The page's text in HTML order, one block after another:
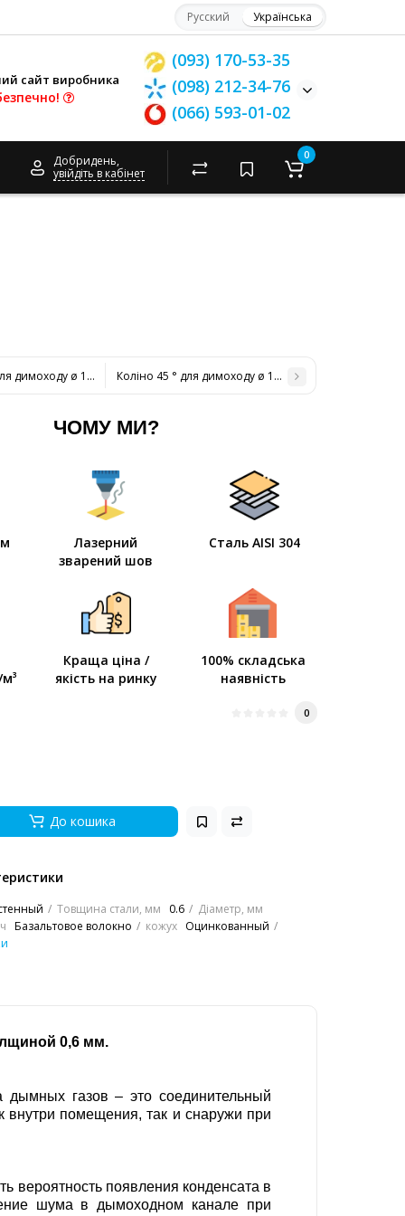
Русский Українська
сайт виробника
(093) 170-53-35
(098) 212-34-76
(066) 593-01-02
Добридень,
увійдіть в кабінет
0
димоходу ø 140/200 н / оц 0,6 ммКоліно 45 ° для димоходу ø 160/220 н / оц 0,6 мм
ЧОМУ МИ?
Лазерний
зварений шов
Сталь AISI 304
Краща ціна /
якість на ринку
100% складська
наявність
0
До кошика
Товщина стали, мм 0.6
Діаметр, мм
Базальтовое волокно кожух Оцинкованный
0,6 мм.
газов – это соединительный
внутри помещения, так и снаружи при
вероятность появления конденсата в
шума в дымоходном канале при